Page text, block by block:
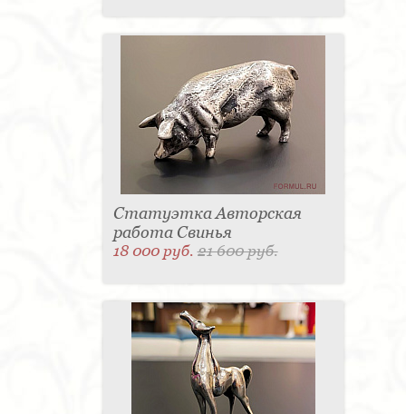
Статуэтка Авторская
работа Свинья
18 000 руб.21 600 руб.